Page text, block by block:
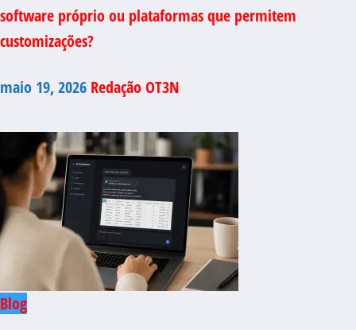
software próprio ou plataformas que permitem
customizações?
maio 19, 2026 Redação OT3N
Blog